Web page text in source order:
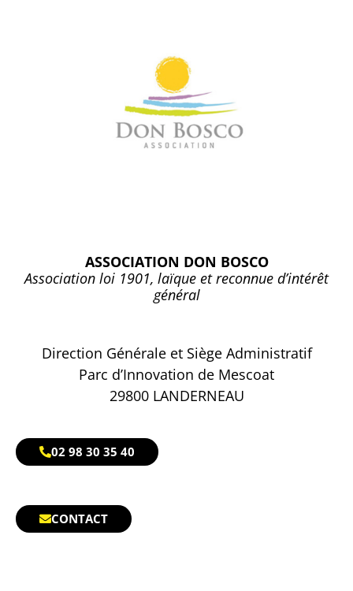
ASSOCIATION DON BOSCO
Association loi 1901, laïque et reconnue d’intérêt
général
Direction Générale et Siège Administratif
Parc d’Innovation de Mescoat
29800 LANDERNEAU
02 98 30 35 40
CONTACT